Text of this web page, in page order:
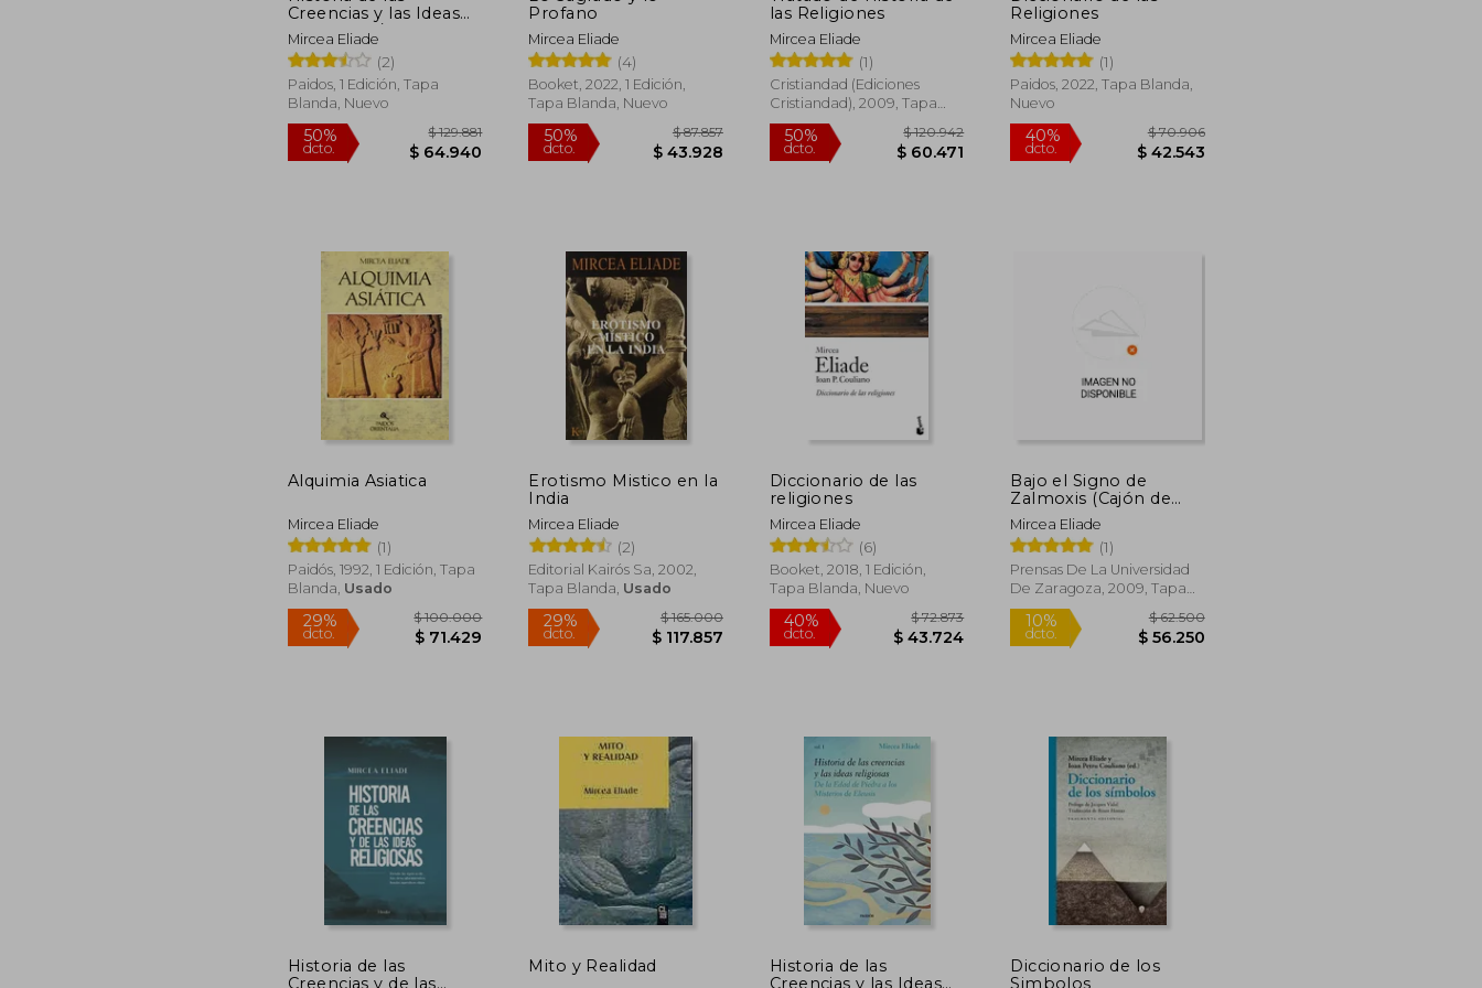
Creencias y las Ideas
Religiosas / Vol. 1
Mircea Eliade
(2)
Paidos, 1 Edición, Tapa
Blanda, Nuevo
50% $ 129.881
$ 64.940
Profano
Mircea Eliade
(4)
Booket, 2022, 1 Edición,
Tapa Blanda, Nuevo
50% $ 87.857
$ 43.928
las Religiones
Mircea Eliade
(1)
Cristiandad (Ediciones
Cristiandad), 2009, Tapa
Blanda, Nuevo
50% $ 120.942
$ 60.471
Religiones
Mircea Eliade
(1)
Paidos, 2022, Tapa Blanda,
Nuevo
40%
dcto.
Alquimia Asiatica
Mircea Eliade
(1)
Paidós, 1992, 1 Edición, Tapa
Blanda, Usado
Erotismo Mistico en la
India
Mircea Eliade
(2)
Editorial Kairós Sa, 2002,
Tapa Blanda, Usado
Diccionario de las
religiones
Mircea Eliade
(6)
Booket, 2018, 1 Edición,
Tapa Blanda, Nuevo
Bajo el Signo de
Zalmoxis (Cajón de
Sastre)
Mircea Eliade
(1)
Prensas De La Universidad
De Zaragoza, 2009, Tapa
Blanda, Nuevo
Historia de las
Creencias y de las
Mito y Realidad
Historia de las
Creencias y las Ideas
Diccionario de los
Simbolos